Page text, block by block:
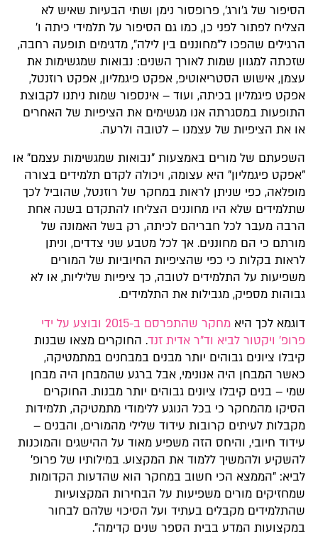
הסיפור של ג'ורג', פרופסור נימן ושתי הבעיות שאיש לא
הצליח לפתור לפני כן, כמו גם הסיפור על תלמידי כיתה ו'
הרגילים שהפכו ל"מחוננים בין לילה", מדגימים תופעה רחבה,
שזכתה למגוון שמות לאורך השנים: נבואות שמגשימות את
עצמן, אישוש הסטריאוטיפ, אפקט פיגמליון, אפקט רוזנטל,
אפקט פיגמליון בכיתה, ועוד – אינספור שמות ניתנו לקבוצת
התופעות במסגרתה אנו מגשימים את הציפיות של האחרים
או את הציפיות של עצמנו – לטובה ולרעה.
השפעתם של מורים באמצעות "נבואות שמגשימות עצמם" או
"אפקט פיגמליון" היא עצומה, ויכולה לקדם תלמידים בצורה
מופלאה, כפי שניתן לראות במחקר של רוזנטל, שהוביל לכך
שתלמידים שלא היו מחוננים הצליחו להתקדם בשנה אחת
הרבה מעבר לכל חבריהם לכיתה, רק בשל האמונה של
מורתם כי הם מחוננים. אך לכל מטבע שני צדדים, וניתן
לראות בקלות כי כפי שהציפיות החיוביות של המורים
משפיעות על התלמידים לטובה, כך ציפיות שליליות, או לא
גבוהות מספיק, מגבילות את התלמידים.
דוגמא לכך היא
מחקר שהתפרסם ב-2015 ובוצע על ידי
פרופ' ויקטור לביא וד"ר אדית זנד. החוקרים מצאו שבנות
קיבלו ציונים גבוהים יותר מבנים במבחנים במתמטיקה,
כאשר המבחן היה אנונימי, אבל ברגע שהמבחן היה מבחן
שמי – בנים קיבלו ציונים גבוהים יותר מבנות. החוקרים
הסיקו מהמחקר כי בכל הנוגע ללימודי מתמטיקה, תלמידות
מקבלות לעיתים קרובות עידוד שלילי מהמורים, והבנים –
עידוד חיובי, והיחס הזה משפיע מאוד על ההישגים והמוכנות
להשקיע ולהמשיך ללמוד את המקצוע. במילותיו של פרופ'
לביא: "הממצא הכי חשוב במחקר הוא שהדעות הקדומות
שמחזיקים מורים משפיעות על הבחירות המקצועיות
שהתלמידים מקבלים בעתיד ועל הסיכוי שלהם לבחור
במקצועות המדע בבית הספר שנים קדימה".